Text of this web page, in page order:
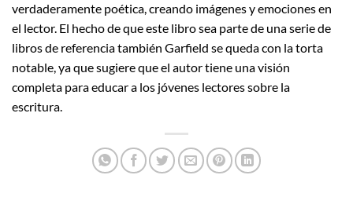
verdaderamente poética, creando imágenes y emociones en
el lector. El hecho de que este libro sea parte de una serie de
libros de referencia también Garfield se queda con la torta
notable, ya que sugiere que el autor tiene una visión
completa para educar a los jóvenes lectores sobre la
escritura.